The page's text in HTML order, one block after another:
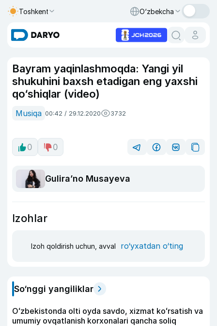
Toshkent O‘zbekcha
Bayram yaqinlashmoqda: Yangi yil
shukuhini baxsh etadigan eng yaxshi
qo‘shiqlar (video)
Musiqa 00:42 / 29.12.2020 3732
0 0
Guliraʼno Musayeva
Izohlar
Izoh qoldirish uchun, avval ro‘yxatdan o‘ting
So‘nggi yangiliklar
Oʻzbekistonda olti oyda savdo, xizmat koʻrsatish va
umumiy ovqatlanish korxonalari qancha soliq